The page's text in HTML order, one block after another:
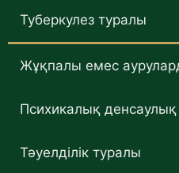
Туберкулез туралы
Жұқпалы емес
Психикалық денсаулық
Тәуелділік туралы